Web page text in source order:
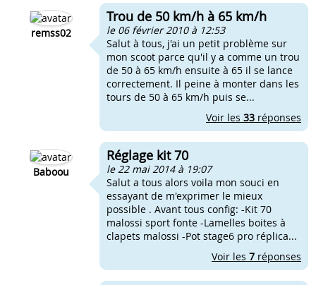
remss02
Trou de 50 km/h à 65 km/h
le 06 février 2010 à 12:53
Salut à tous, j'ai un petit problème sur
mon scoot parce qu'il y a comme un trou
de 50 à 65 km/h ensuite à 65 il se lance
correctement. Il peine à monter dans les
tours de 50 à 65 km/h puis se...
Voir les 33 réponses
Baboou
Réglage kit 70
le 22 mai 2014 à 19:07
Salut a tous alors voila mon souci en
essayant de m'exprimer le mieux
possible . Avant tous config: -Kit 70
malossi sport fonte -Lamelles boites à
clapets malossi -Pot stage6 pro réplica...
Voir les 7 réponses